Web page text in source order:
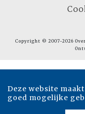
Copyright © 2007-2026
Deze website
goed mogelijke